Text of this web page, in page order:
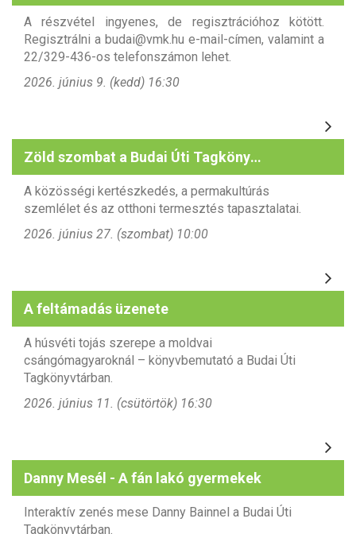
A részvétel ingyenes, de regisztrációhoz kötött.
Regisztrálni a budai@vmk.hu e-mail-címen, valamint a
22/329-436-os telefonszámon lehet.
2026. június 9. (kedd) 16:30
Zöld szombat a Budai Úti Tagkönyvtárban
A közösségi kertészkedés, a permakultúrás
szemlélet és az otthoni termesztés tapasztalatai.
2026. június 27. (szombat) 10:00
A feltámadás üzenete
A húsvéti tojás szerepe a moldvai
csángómagyaroknál – könyvbemutató a Budai Úti
Tagkönyvtárban.
2026. június 11. (csütörtök) 16:30
Danny Mesél - A fán lakó gyermekek
Interaktív zenés mese Danny Bainnel a Budai Úti
Tagkönyvtárban.